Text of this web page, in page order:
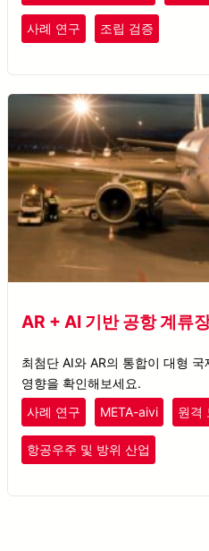
사례 연구 조립 검증
AR + AI 기반 공항 계류
최첨단 AI와 AR의 통합이 대형
영향을 확인해보세요.
사례 연구
META-aivi 원격
항공우주 및 방위 산업